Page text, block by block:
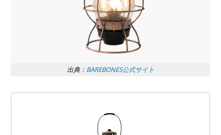
出典： BAREBONES公式サイト